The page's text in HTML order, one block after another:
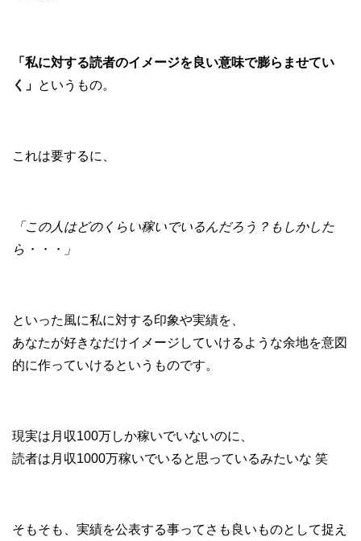
「私に対する読者のイメージを良い意味で膨らませてい
く」 というもの。
これは要するに、
「この人はどのくらい稼いでいるんだろう？もしかした
ら・・・」
といった風に私に対する印象や実績を、
あなたが好きなだけイメージしていけるような余地を意図
的に作っていけるというものです。
現実は月収100万しか稼いでいないのに、
読者は月収1000万稼いでいると思っているみたいな 笑
そもそも、実績を公表する事ってさも良いものとして捉え